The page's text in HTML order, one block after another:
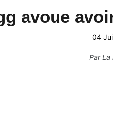
avoue
04
ParLa